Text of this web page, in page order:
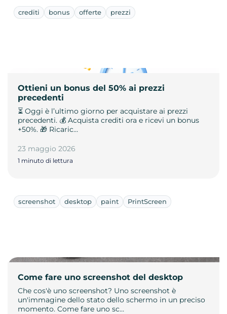
crediti bonus offerte prezzi
Ottieni un bonus del 50% ai prezzi
precedenti
⏳ Oggi è l’ultimo giorno per acquistare ai prezzi
precedenti. 💰 Acquista crediti ora e ricevi un bonus
+50%. 🎁 Ricaric…
23 maggio 2026
1 minuto di lettura
screenshot desktop paint PrintScreen
Come fare uno screenshot del desktop
Che cos'è uno screenshot? Uno screenshot è
un'immagine dello stato dello schermo in un preciso
momento. Come fare uno sc…